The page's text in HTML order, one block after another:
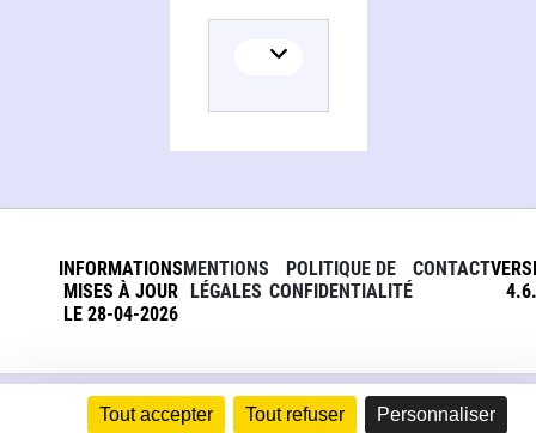
Tout accepter Tout refuser Personnaliser
INFORMATIONS
MISES À JOUR
LE 28-04-2026
MENTIONS
LÉGALES
POLITIQUE DE
CONFIDENTIALITÉ
CONTACT